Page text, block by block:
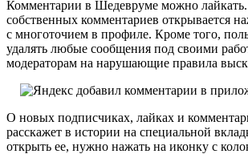
Комментарии в Шедевруме можно
собственных комментариев открывается
с многоточием в профиле. Кроме того,
удалять любые сообщения под своими
модераторам на нарушающие правила
О новых подписчиках, лайках и
расскажет в истории на специальной
открыть ее, нужно нажать на иконку с